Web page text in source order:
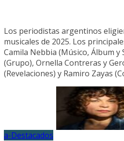
Los periodistas argentinos
musicales de 2025. Los
Camila Nebbia (Músico, Álbum y
(Grupo), Ornella Contreras y
(Revelaciones) y Ramiro Zayas
a-Destacados